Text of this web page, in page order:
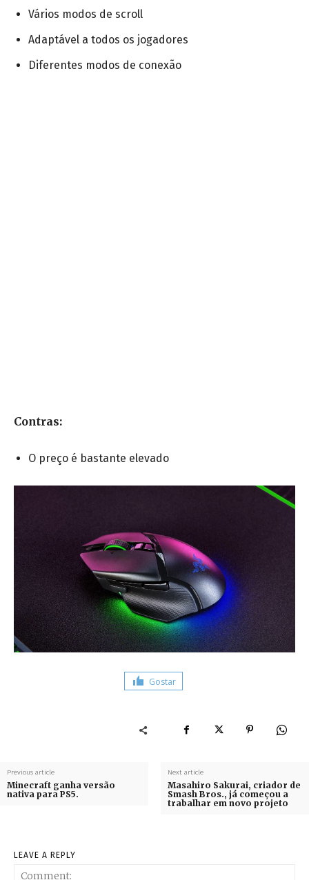
Vários modos de scroll
Adaptável a todos os jogadores
Diferentes modos de conexão
Contras:
O preço é bastante elevado
Gostar
Previous article
Minecraft ganha versão
nativa para PS5.
Next article
Masahiro Sakurai, criador de
Smash Bros., já começou a
trabalhar em novo projeto
LEAVE A REPLY